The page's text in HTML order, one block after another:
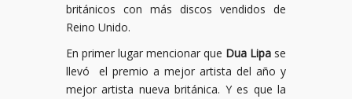
británicos con más discos vendidos de
Reino Unido.
En primer lugar mencionar que Dua Lipa se
llevó el premio a mejor artista del año y
mejor artista nueva británica. Y es que la